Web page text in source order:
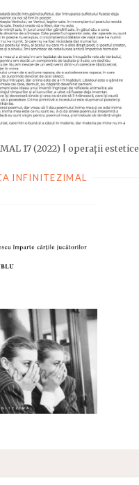
17 (2022) | operații estetice
INFINITEZIMAL